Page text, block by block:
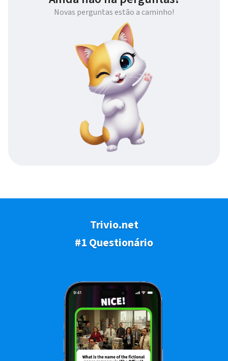
Novas perguntas estão a caminho!
Trivio.net
#1 Questionário